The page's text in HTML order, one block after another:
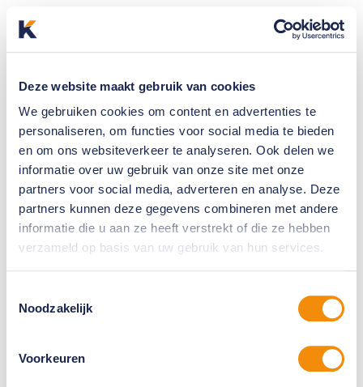
Deze website maakt gebruik van cookies
We gebruiken cookies om content en advertenties te
personaliseren, om functies voor social media te bieden
en om ons websiteverkeer te analyseren. Ook delen we
informatie over uw gebruik van onze site met onze
partners voor social media, adverteren en analyse. Deze
partners kunnen deze gegevens combineren met andere
informatie die u aan ze heeft verstrekt of die ze hebben
verzameld op basis van uw gebruik van hun services.
Noodzakelijk
Voorkeuren